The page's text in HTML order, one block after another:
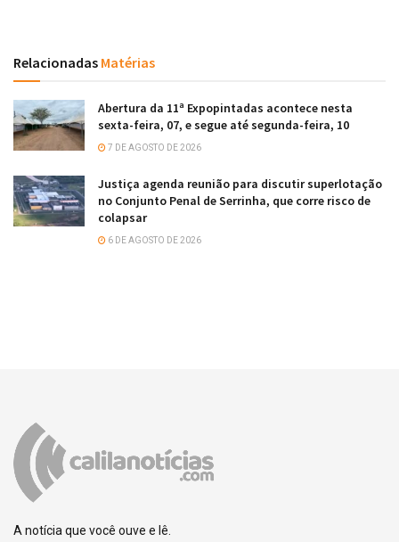
Relacionadas Matérias
Abertura da 11ª Expopintadas acontece nesta
sexta-feira, 07, e segue até segunda-feira, 10
7 DE AGOSTO DE 2026
Justiça agenda reunião para discutir superlotação
no Conjunto Penal de Serrinha, que corre risco de
colapsar
6 DE AGOSTO DE 2026
A notícia que você ouve e lê.